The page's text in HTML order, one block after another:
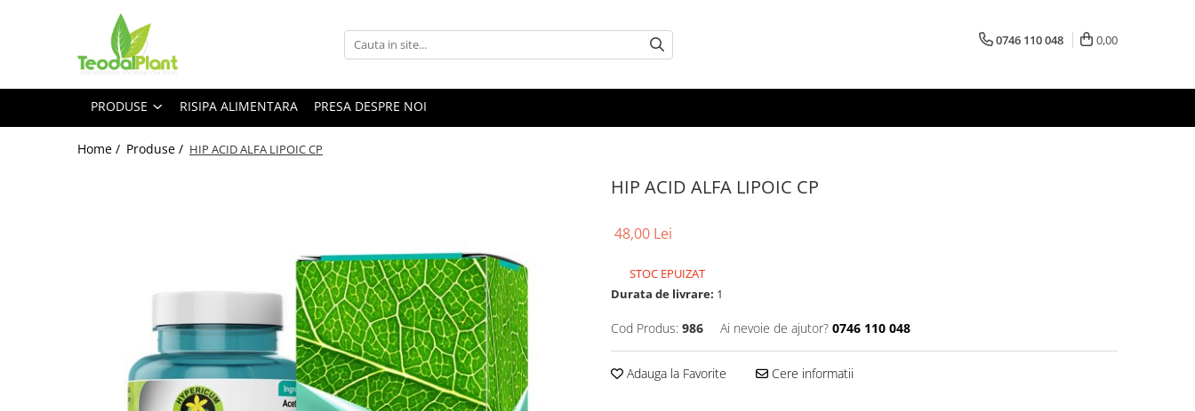
Produse
ANTIINFLAMATOARE
SUPLIMENTE TONICE
SUPLIMENTE HORMONALE
SUPLIMENTE CARDIO VASCULARE
HEPATOPROTECTOARE-BILA
SUPLIMENTE MEMORIE SI
0746 110 048 0,00
PRODUSE RISIPA ALIMENTARA PRESA DESPRE NOI
Home / Produse / HIP ACID ALFA LIPOIC CP
HIP ACID ALFA LIPOIC CP
48,00 Lei
STOC EPUIZAT
Durata de livrare: 1
Cod Produs: 986 Ai nevoie de ajutor? 0746 110 048
Adauga la Favorite Cere informatii